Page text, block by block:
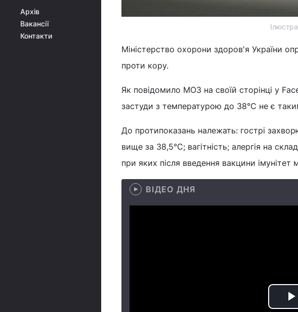
Архів
Вакансії
Контакти
Міністерство охорони здоров'я України
проти кору.
Як повідомило МОЗ на своїй сторінці у
застуди з температурою до 38°С не є
До протипоказань належать: гострі
вище за 38,5°С; вагітність; алергія на
при яких після введення вакцини
ВІДЕО ДНЯ